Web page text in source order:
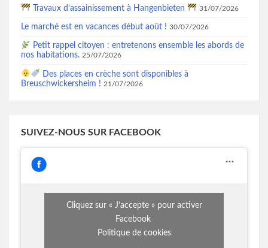
Travaux d’assainissement à Hangenbieten 31/07/2026
Le marché est en vacances début août ! 30/07/2026
Petit rappel citoyen : entretenons ensemble les abords de
nos habitations. 25/07/2026
Des places en crèche sont disponibles à
Breuschwickersheim ! 21/07/2026
SUIVEZ-NOUS SUR FACEBOOK
Cliquez sur « J’accepte » pour activer
Facebook
Politique de cookies